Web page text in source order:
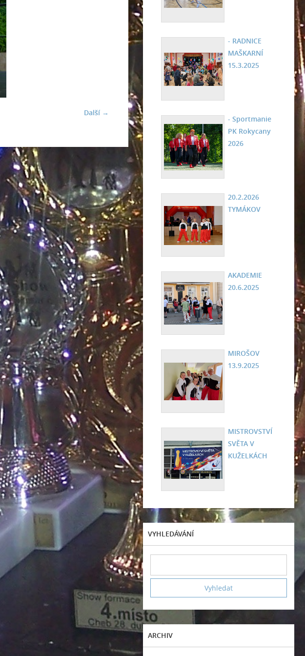
Další →
- RADNICE
MAŠKARNÍ
15.3.2025
- Sportmanie
PK Rokycany
2026
20.2.2026
TYMÁKOV
AKADEMIE
20.6.2025
MIROŠOV
13.9.2025
MISTROVSTVÍ
SVĚTA V
KUŽELKÁCH
VYHLEDÁVÁNÍ
ARCHIV